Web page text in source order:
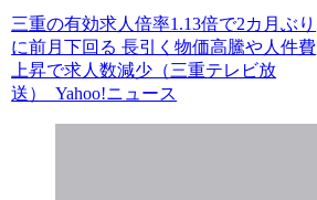
三重の有効求人倍率1.13倍で2カ月ぶり
に前月下回る 長引く物価高騰や人件費
上昇で求人数減少（三重テレビ放
送） Yahoo!ニュース